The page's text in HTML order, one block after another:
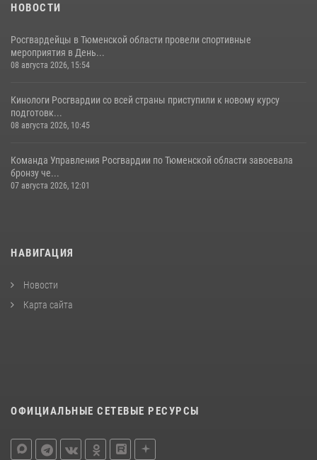
НОВОСТИ
Росгвардейцы в Тюменской области провели спортивные
мероприятия в День...
08 августа 2026, 15:54
Кинологи Росгвардии со всей страны приступили к новому курсу
подготовк...
08 августа 2026, 10:45
Команда Управления Росгвардии по Тюменской области завоевала
бронзу че...
07 августа 2026, 12:01
НАВИГАЦИЯ
Новости
Карта сайта
ОФИЦИАЛЬНЫЕ СЕТЕВЫЕ РЕСУРСЫ